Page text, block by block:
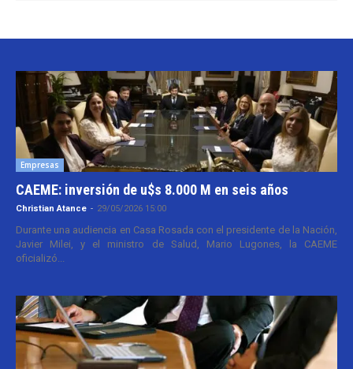
Empresas
CAEME: inversión de u$s 8.000 M en seis años
Christian Atance - 29/05/2026 15:00
Durante una audiencia en Casa Rosada con el presidente de la Nación,
Javier Milei, y el ministro de Salud, Mario Lugones, la CAEME
oficializó...